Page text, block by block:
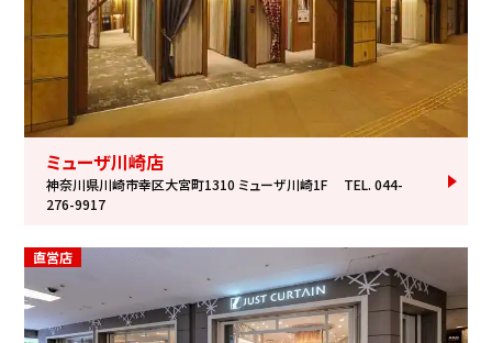
ミューザ川崎店
神奈川県川崎市幸区大宮町1310 ミューザ川崎1F
TEL. 044-
276-9917
直営店